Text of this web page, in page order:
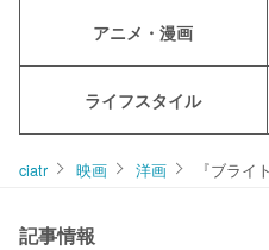
アニメ・漫画
ライフスタイル
ciatr 映画 洋画 『ブラ
記事情報